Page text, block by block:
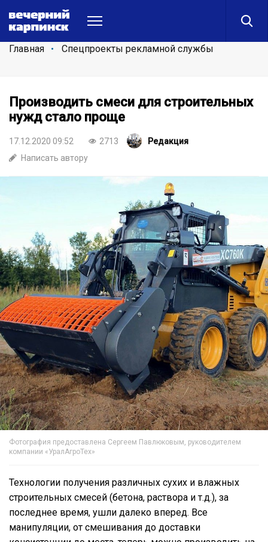
Главная Спецпроекты рекламной службы
Производить смеси для строительных
нужд стало проще
17.12.2020 09:52 2713
Редакция
Написать автору
Фотография предоставлена Сергеем Павлюковым, руководителем
компании «УралАгроТех»
Технологии получения различных сухих и влажных
строительных смесей (бетона, раствора и т.д.), за
последнее время, ушли далеко вперед. Все
манипуляции, от смешивания до доставки